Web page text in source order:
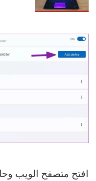
افتح متصفح الويب